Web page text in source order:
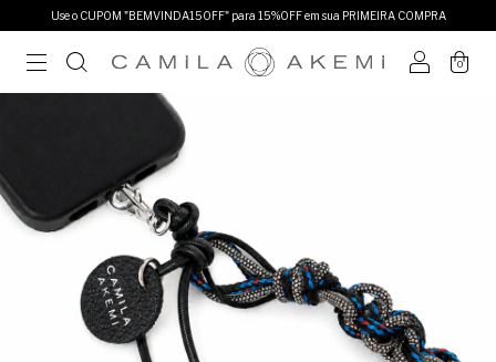
Use o CUPOM "BEMVINDA15OFF" para 15%OFF em sua PRIMEIRA COMPRA
0